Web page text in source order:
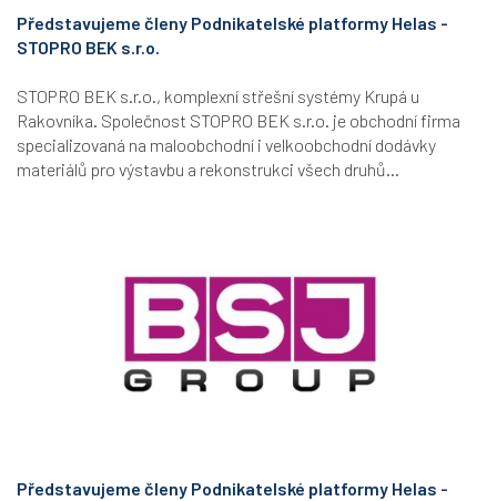
Představujeme členy Podnikatelské platformy Helas -
STOPRO BEK s.r.o.
STOPRO BEK s.r.o., komplexní střešní systémy Krupá u
Rakovníka. Společnost STOPRO BEK s.r.o. je obchodní firma
specializovaná na maloobchodní i velkoobchodní dodávky
materiálů pro výstavbu a rekonstrukci všech druhů...
Představujeme členy Podnikatelské platformy Helas -